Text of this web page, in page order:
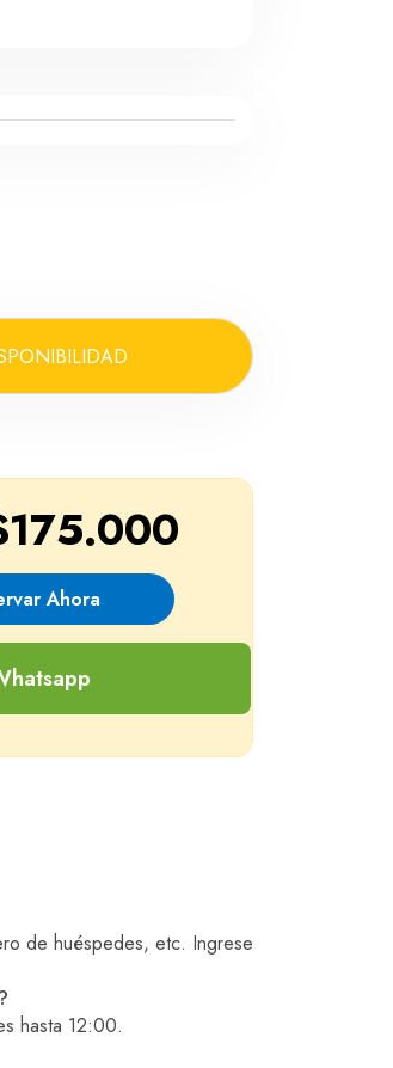
Ahora
de huéspedes, etc. Ingrese
hasta 12:00.